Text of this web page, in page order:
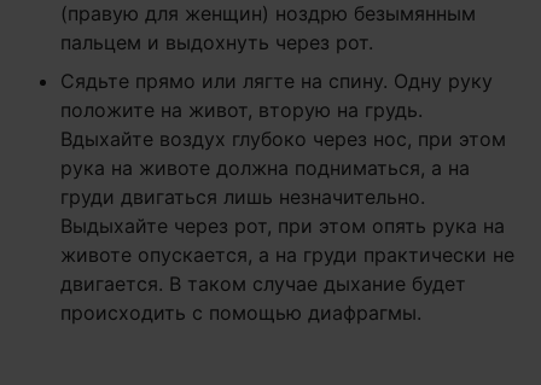
(правую для женщин) ноздрю безымянным
пальцем и выдохнуть через рот.
Сядьте прямо или лягте на спину. Одну руку
положите на живот, вторую на грудь.
Вдыхайте воздух глубоко через нос, при этом
рука на животе должна подниматься, а на
груди двигаться лишь незначительно.
Выдыхайте через рот, при этом опять рука на
животе опускается, а на груди практически не
двигается. В таком случае дыхание будет
происходить с помощью диафрагмы.